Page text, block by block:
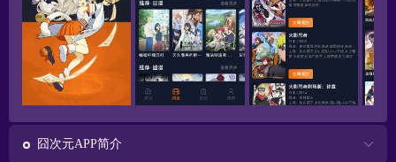
囧次元APP简介